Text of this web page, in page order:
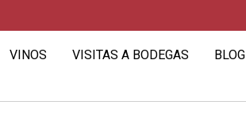
VINOS VISITAS A BODEGAS BLOG